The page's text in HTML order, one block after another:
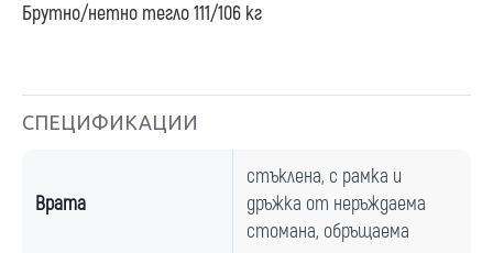
Брутно/нетно тегло 111/106 кг
СПЕЦИФИКАЦИИ
Врата
стъклена, с рамка и
дръжка от неръждаема
стомана, обръщаема